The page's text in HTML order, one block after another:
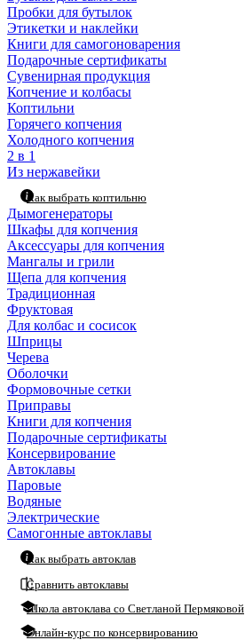
Пробки для бутылок
Этикетки и наклейки
Книги для самогоноварения
Подарочные сертификаты
Сувенирная продукция
Копчение и колбасы
Коптильни
Горячего копчения
Холодного копчения
2 в 1
Из нержавейки
Как выбрать коптильню
Дымогенераторы
Шкафы для копчения
Аксессуары для копчения
Мангалы и грили
Щепа для копчения
Традиционная
Фруктовая
Для колбас и сосисок
Шприцы
Черева
Оболочки
Формовочные сетки
Приправы
Книги для копчения
Подарочные сертификаты
Консервирование
Автоклавы
Паровые
Водяные
Электрические
Самогонные автоклавы
Как выбрать автоклав
Сравнить автоклавы
Школа автоклава со Светланой Пермяковой
Онлайн-курс по консервированию